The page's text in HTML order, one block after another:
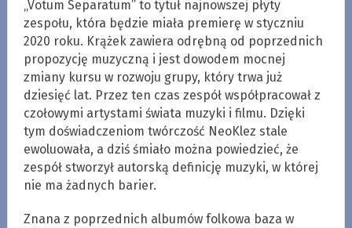
„Votum Separatum” to tytuł najnowszej płyty
zespołu, która będzie miała premierę w styczniu
2020 roku. Krążek zawiera odrębną od poprzednich
propozycję muzyczną i jest dowodem mocnej
zmiany kursu w rozwoju grupy, który trwa już
dziesięć lat. Przez ten czas zespół współpracował z
czołowymi artystami świata muzyki i filmu. Dzięki
tym doświadczeniom twórczość NeoKlez stale
ewoluowała, a dziś śmiało można powiedzieć, że
zespół stworzył autorską definicję muzyki, w której
nie ma żadnych barier.
Znana z poprzednich albumów folkowa baza w